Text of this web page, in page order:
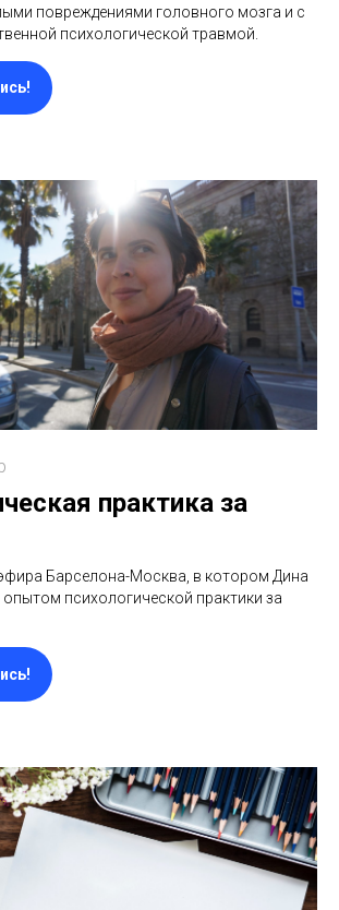
повреждениями головного мозга и с
психологической травмой.
практика за
Барселона-Москва, в котором Дина
психологической практики за